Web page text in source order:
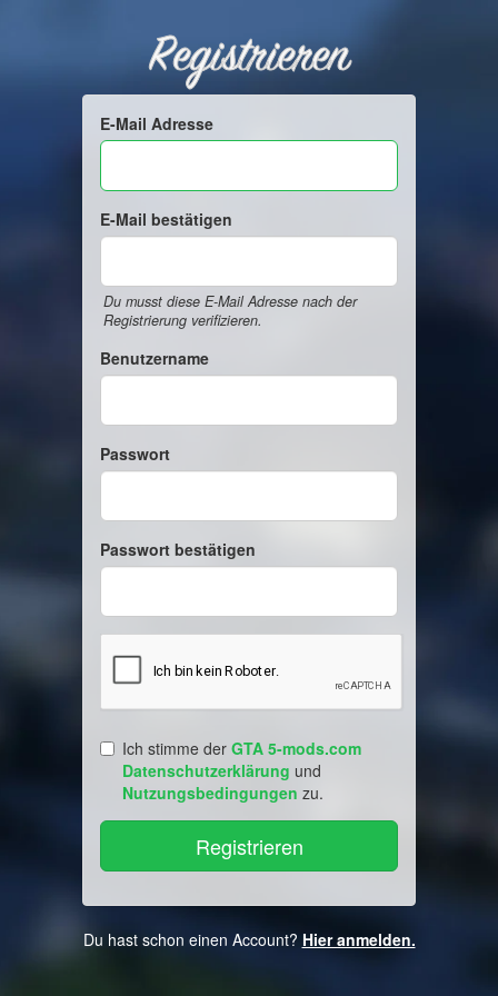
Registrieren
E-Mail Adresse
E-Mail bestätigen
Du musst diese E-Mail Adresse nach der
Registrierung verifizieren.
Benutzername
Passwort
Passwort bestätigen
Ich stimme der GTA 5-mods.com
Datenschutzerklärung und
Nutzungsbedingungen zu.
Du hast schon einen Account? Hier anmelden.